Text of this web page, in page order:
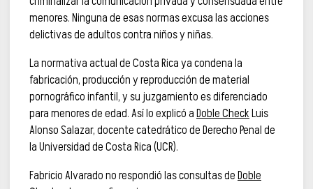
menores. Ninguna de esas normas excusa las acciones
delictivas de adultos contra niños y niñas.
La normativa actual de Costa Rica ya condena la
fabricación, producción y reproducción de material
pornográfico infantil, y su juzgamiento es diferenciado
para menores de edad. Así lo explicó aDoble CheckLuis
Alonso Salazar, docente catedrático de Derecho Penal de
la Universidad de Costa Rica (UCR).
Fabricio Alvarado no respondió las consultas deDoble